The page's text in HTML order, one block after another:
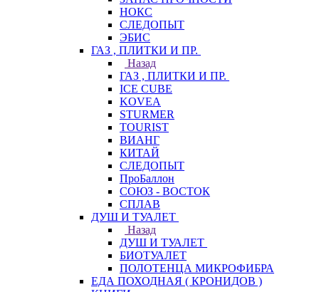
НОКС
СЛЕДОПЫТ
ЭБИС
ГАЗ , ПЛИТКИ И ПР.
Назад
ГАЗ , ПЛИТКИ И ПР.
ICE CUBE
KOVEA
STURMER
TOURIST
ВИАНГ
КИТАЙ
СЛЕДОПЫТ
ПроБаллон
СОЮЗ - ВОСТОК
СПЛАВ
ДУШ И ТУАЛЕТ
Назад
ДУШ И ТУАЛЕТ
БИОТУАЛЕТ
ПОЛОТЕНЦА МИКРОФИБРА
ЕДА ПОХОДНАЯ ( КРОНИДОВ )